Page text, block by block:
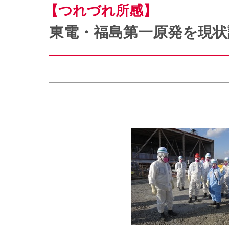
【つれづれ所感】
東電・福島第一原発を現